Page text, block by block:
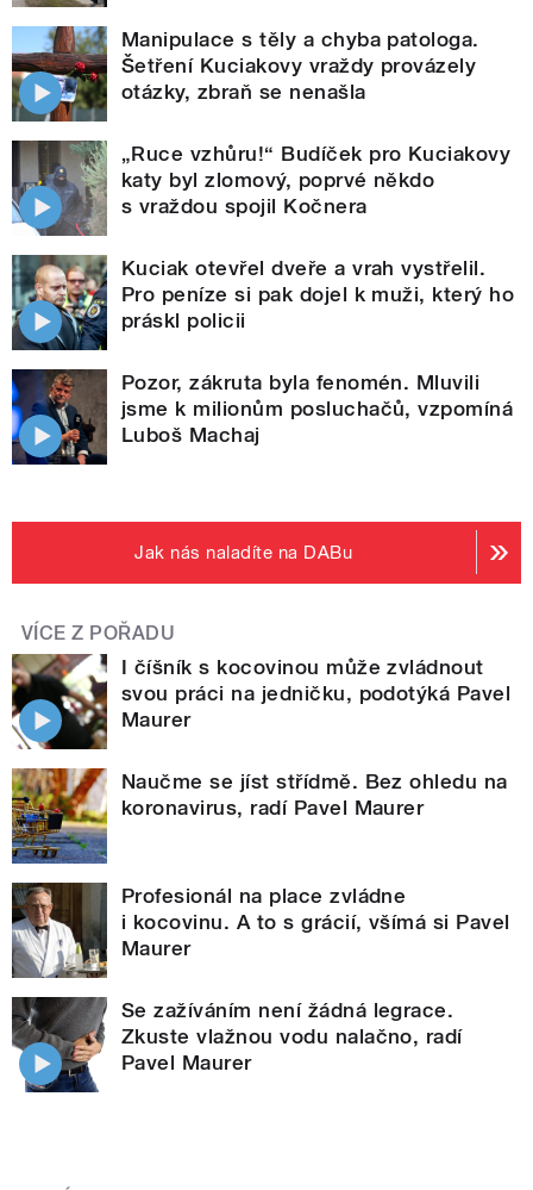
Manipulace s těly a chyba patologa.
Šetření Kuciakovy vraždy provázely
otázky, zbraň se nenašla
„Ruce vzhůru!“ Budíček pro Kuciakovy
katy byl zlomový, poprvé někdo
s vraždou spojil Kočnera
Kuciak otevřel dveře a vrah vystřelil.
Pro peníze si pak dojel k muži, který ho
práskl policii
Pozor, zákruta byla fenomén. Mluvili
jsme k milionům posluchačů, vzpomíná
Luboš Machaj
Jak nás naladíte na DABu
VÍCE Z POŘADU
I číšník s kocovinou může zvládnout
svou práci na jedničku, podotýká Pavel
Maurer
Naučme se jíst střídmě. Bez ohledu na
koronavirus, radí Pavel Maurer
Profesionál na place zvládne
i kocovinu. A to s grácií, všímá si Pavel
Maurer
Se zažíváním není žádná legrace.
Zkuste vlažnou vodu nalačno, radí
Pavel Maurer